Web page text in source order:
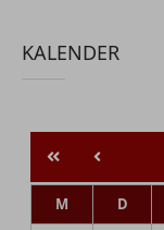
KALENDER
M D